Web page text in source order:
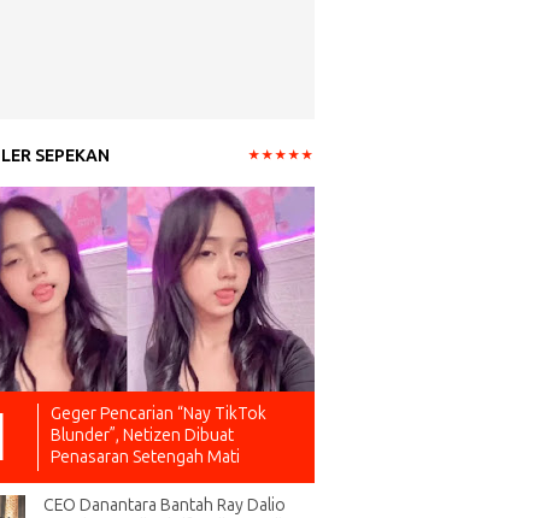
SEPEKAN
Geger Pencarian “Nay TikTok
Blunder”, Netizen Dibuat
Penasaran Setengah Mati
CEO Danantara Bantah Ray Dalio